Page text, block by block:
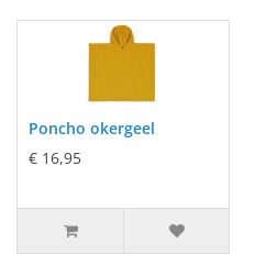
Poncho okergeel
€ 16,95